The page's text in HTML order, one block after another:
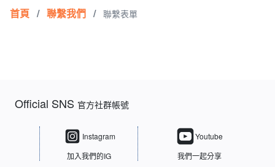
首頁 / 聯繫我們 / 聯繫表單
Official SNS 官方社群帳號
Instagram
加入我們的IG
Youtube
我們一起分享